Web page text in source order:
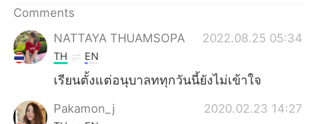
日本語
Русский
Indonesia Italiano
Comments
NATTAYA THUAMSOPA
2022.08.25 05:34
TH EN
เรียนตั้งแต่อนุบาลททุกวันนี้ยังไม่เข้าใจ
Pakamon_j 2020.02.23 14:27